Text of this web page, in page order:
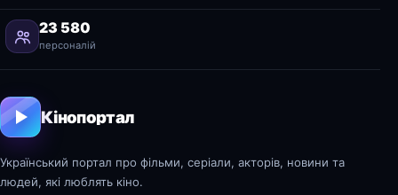
23 580
персоналій
Кінопортал
Український портал про фільми, серіали, акторів, новини та
людей, які люблять кіно.